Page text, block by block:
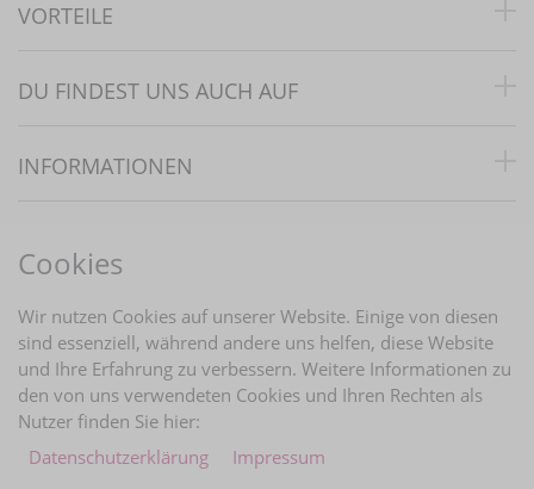
VORTEILE
DU FINDEST UNS AUCH AUF
INFORMATIONEN
BRAUTINFOS
ZAHLUNGARTEN
Cookies
Wir nutzen Cookies auf unserer Website. Einige von diesen
sind essenziell, während andere uns helfen, diese Website
und Ihre Erfahrung zu verbessern. Weitere Informationen zu
den von uns verwendeten Cookies und Ihren Rechten als
Nutzer finden Sie hier:
Daten­schutz­erklärung
Impressum